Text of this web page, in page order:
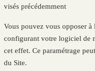
visés précédemment
Vous pouvez vous opposer à
configurant votre logiciel de
cet effet. Ce paramétrage
du Site.